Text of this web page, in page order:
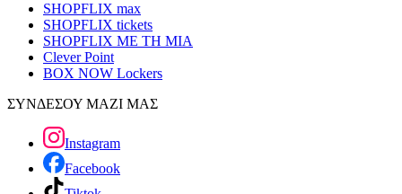
SHOPFLIX max
SHOPFLIX tickets
SHOPFLIX ΜΕ ΤΗ ΜΙΑ
Clever Point
BOX NOW Lockers
ΣΥΝΔΕΣΟΥ ΜΑΖΙ ΜΑΣ
Instagram
Facebook